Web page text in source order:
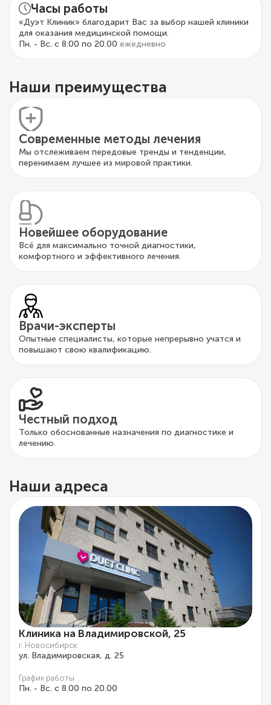
Часы работы
«Дуэт Клиник» благодарит Вас за выбор нашей клиники
для оказания медицинской помощи.
Пн. - Вс. с 8.00 по 20.00 ежедневно
Наши преимущества
Современные методы лечения
Мы отслеживаем передовые тренды и тенденции,
перенимаем лучшее из мировой практики.
Новейшее оборудование
Всё для максимально точной диагностики,
комфортного и эффективного лечения.
Врачи-эксперты
Опытные специалисты, которые непрерывно учатся и
повышают свою квалификацию.
Честный подход
Только обоснованные назначения по диагностике и
лечению.
Наши адреса
Клиника на Владимировской, 25
г. Новосибирск
ул. Владимировская, д. 25
График работы
Пн. - Вс. с 8.00 по 20.00